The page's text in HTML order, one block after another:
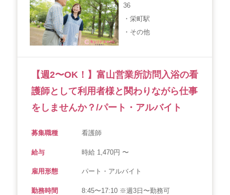
WEB勤怠
支店連絡先一覧
会社概要 個人情報保護方針 利用規約
お知らせ 採用担当者様へ サイトマップ
36
・栄町駅
・その他
【週2〜OK！】富山営業所訪問入浴の看
護師として利用者様と関わりながら仕事
をしませんか？/パート・アルバイト
募集職種 看護師
給与 時給 1,470円 〜
雇用形態 パート・アルバイト
勤務時間 8:45〜17:10 ※週3日〜勤務可